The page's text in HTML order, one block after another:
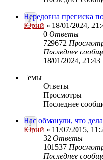
Нередовна преписка
Юрий » 18/01/2024,
0 Ответы
729672
Последнее
18/01/2024, 21:43
Темы
Ответы
Просмотры
Последнее
Нас обманули, что
Юрий » 11/07/2015,
32 Ответы
101537
Последнее